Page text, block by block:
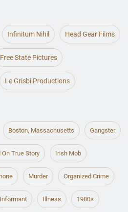
Infinitum Nihil Head Gear Films
Free State Pictures
Le Grisbi Productions
Boston, Massachusetts Gangster
On True Story Irish Mob
Murder Organized Crime
Informant Illness 1980s